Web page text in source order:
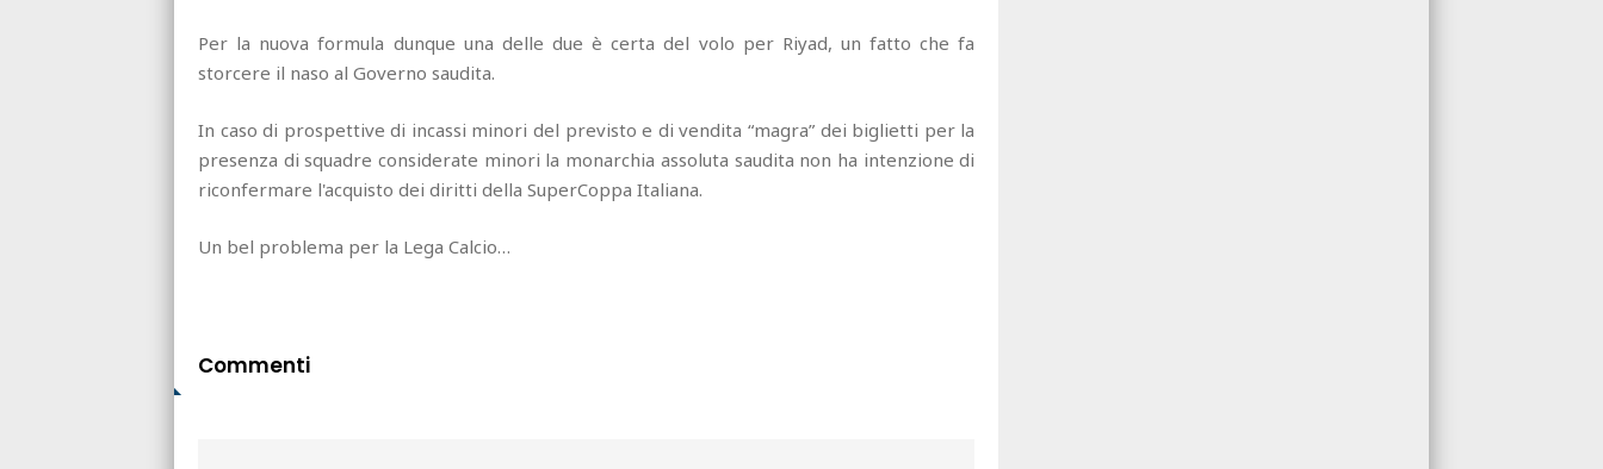
Per la nuova formula dunque una delle due è certa del volo per Riyad, un fatto che fa
storcere il naso al Governo saudita.
In caso di prospettive di incassi minori del previsto e di vendita “magra” dei biglietti per la
presenza di squadre considerate minori la monarchia assoluta saudita non ha intenzione di
riconfermare l'acquisto dei diritti della SuperCoppa Italiana.
Un bel problema per la Lega Calcio…
Commenti